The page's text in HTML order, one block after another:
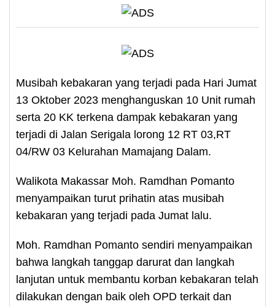
Musibah kebakaran yang terjadi pada Hari Jumat
13 Oktober 2023 menghanguskan 10 Unit rumah
serta 20 KK terkena dampak kebakaran yang
terjadi di Jalan Serigala lorong 12 RT 03,RT
04/RW 03 Kelurahan Mamajang Dalam.
Walikota Makassar Moh. Ramdhan Pomanto
menyampaikan turut prihatin atas musibah
kebakaran yang terjadi pada Jumat lalu.
Moh. Ramdhan Pomanto sendiri menyampaikan
bahwa langkah tanggap darurat dan langkah
lanjutan untuk membantu korban kebakaran telah
dilakukan dengan baik oleh OPD terkait dan